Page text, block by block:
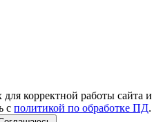
корректной работы сайта
сполитикой по обработке ПД.